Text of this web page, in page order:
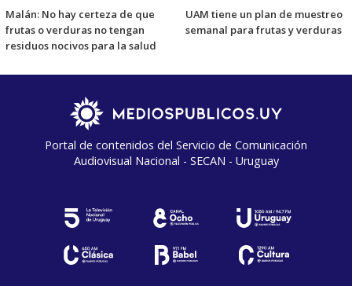
Malán: No hay certeza de que
frutas o verduras no tengan
residuos nocivos para la salud
UAM tiene un plan de muestreo
semanal para frutas y verduras
Portal de contenidos del Servicio de Comunicación
Audiovisual Nacional - SECAN - Uruguay